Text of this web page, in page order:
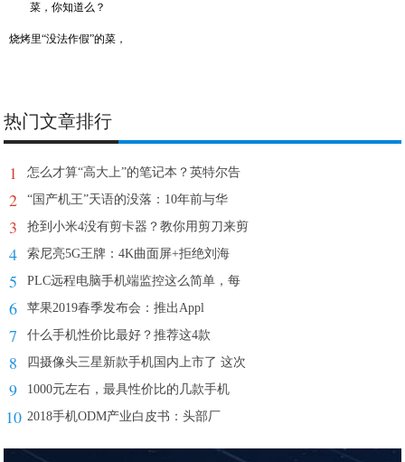
烧烤里“没法作假”的菜，
热门文章排行
1 怎么才算“高大上”的笔记本？英特尔告
2 “国产机王”天语的没落：10年前与华
3 抢到小米4没有剪卡器？教你用剪刀来剪
4 索尼亮5G王牌：4K曲面屏+拒绝刘海
5 PLC远程电脑手机端监控这么简单，每
6 苹果2019春季发布会：推出Appl
7 什么手机性价比最好？推荐这4款
8 四摄像头三星新款手机国内上市了 这次
9 1000元左右，最具性价比的几款手机
10 2018手机ODM产业白皮书：头部厂